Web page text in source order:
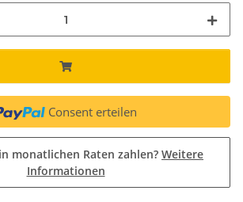
Consent erteilen
monatlichen Raten zahlen? Weitere
Informationen